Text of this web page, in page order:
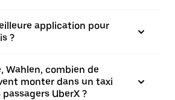
application pour
?
Wahlen, combien de
monter dans un taxi
UberX ?